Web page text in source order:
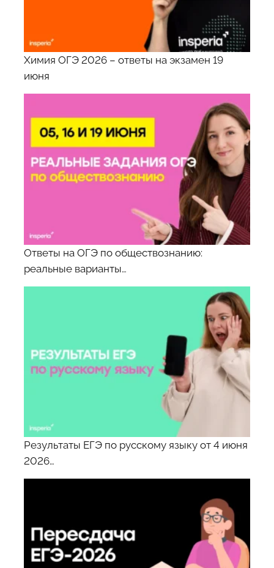
Химия ОГЭ 2026 – ответы на экзамен 19
июня
Ответы на ОГЭ по обществознанию:
реальные варианты…
Результаты ЕГЭ по русскому языку от 4 июня
2026…